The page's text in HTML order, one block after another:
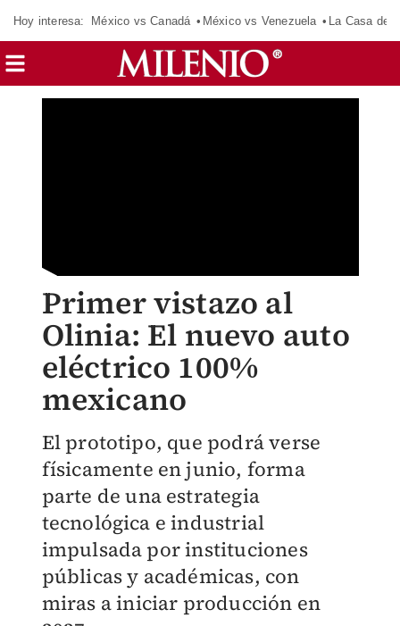
Hoy interesa: México vs Canadá México vs Venezuela La Casa de
Primer vistazo al
Olinia: El nuevo auto
eléctrico 100%
mexicano
El prototipo, que podrá verse
físicamente en junio, forma
parte de una estrategia
tecnológica e industrial
impulsada por instituciones
públicas y académicas, con
miras a iniciar producción en